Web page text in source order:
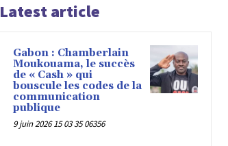
Latest article
Gabon : Chamberlain
Moukouama, le succès
de « Cash » qui
bouscule les codes de la
communication
publique
9 juin 2026 15 03 35 06356